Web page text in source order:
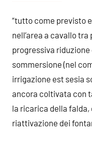
“tutto come previsto
nell’area a cavallo
progressiva
sommersione (nel
irrigazione est sesia
ancora coltivata con
la ricarica della
riattivazione dei